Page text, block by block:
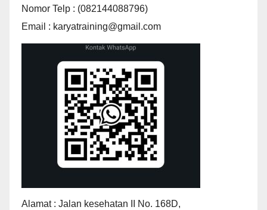
Nomor Telp : (082144088796)
Email : karyatraining@gmail.com
Alamat : Jalan kesehatan II No. 168D,